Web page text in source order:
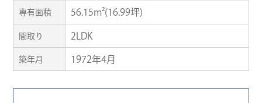
専有面積 56.15m²(16.99坪)
間取り 2LDK
築年月 1972年4月